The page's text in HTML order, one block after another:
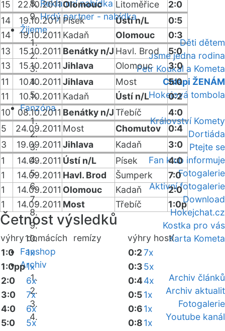
Reklamní nabídka
Hrdý partner - nabídka
Žijeme
Děti dětem
Jsme jedna rodina
Petr Koukal a Kometa
Chlapi ŽENÁM
Hokejová tombola
Fanzóna
Království Komety
Dortiáda
Ptejte se
Fan klub informuje
Fotogalerie
Aktivní fotogalerie
Download
Hokejchat.cz
Kostka pro vás
Karta Kometa
Fanshop
Archiv
Archiv článků
Archiv aktualit
Fotogalerie
Youtube kanál
15
22.10.2011Olomouc Litoměřice
2:0
14
19.10.2011 Písek Ústí n/L
0:5
14
19.10.2011 Kadaň Olomouc
0:3
13
15.10.2011 Benátky n/J Havl. Brod
5:0
13
15.10.2011 Jihlava Olomouc
3:0
11
10.10.2011 Jihlava Most
5:0
11
10.10.2011 Kadaň Ústí n/L
0:2
10
08.10.2011 Benátky n/JTřebíč
4:0
5
24.09.2011 Most Chomutov
0:4
3
19.09.2011 Jihlava Kadaň
3:0
1
14.09.2011 Ústí n/L Písek
4:0
1
14.09.2011 Havl. Brod Šumperk
7:0
1
14.09.2011 Olomouc Kadaň
2:0
1
14.09.2011 Most Třebíč 1:0p
Četnost výsledků
výhry domácích remízy výhry hostí
1:0
1x
1:0pp1x
2:0
6x
3:0
7x
4:0
6x
5:0
5x
0:27x
0:35x
0:44x
0:51x
0:61x
0:81x